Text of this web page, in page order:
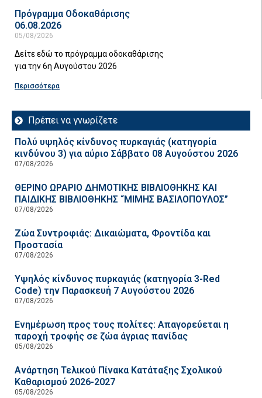
Πρόγραμμα Οδοκαθάρισης
06.08.2026
05/08/2026
Δείτε εδώ το πρόγραμμα οδοκαθάρισης
για την 6η Αυγούστου 2026
Περισσότερα
Πρέπει να γνωρίζετε
Πολύ υψηλός κίνδυνος πυρκαγιάς (κατηγορία
κινδύνου 3) για αύριο Σάββατο 08 Αυγούστου 2026
07/08/2026
ΘΕΡΙΝΟ ΩΡΑΡΙΟ ΔΗΜΟΤΙΚΗΣ ΒΙΒΛΙΟΘΗΚΗΣ ΚΑΙ
ΠΑΙΔΙΚΗΣ ΒΙΒΛΙΟΘΗΚΗΣ “ΜΙΜΗΣ ΒΑΣΙΛΟΠΟΥΛΟΣ”
07/08/2026
Ζώα Συντροφιάς: Δικαιώματα, Φροντίδα και
Προστασία
07/08/2026
Υψηλός κίνδυνος πυρκαγιάς (κατηγορία 3-Red
Code) την Παρασκευή 7 Αυγούστου 2026
07/08/2026
Ενημέρωση προς τους πολίτες: Απαγορεύεται η
παροχή τροφής σε ζώα άγριας πανίδας
05/08/2026
Ανάρτηση Τελικού Πίνακα Κατάταξης Σχολικού
Καθαρισμού 2026-2027
05/08/2026